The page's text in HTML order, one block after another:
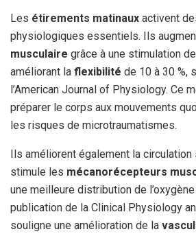
Les étirements matinaux activent
physiologiques essentiels. Ils
musculaire grâce à une stimulation
améliorant la flexibilité de 10 à 30 %,
l’American Journal of Physiology. Ce
préparer le corps aux mouvements
les risques de microtraumatismes.
Ils améliorent également la circulation
stimule les mécanorécepteurs
une meilleure distribution de
publication de la Clinical Physiology
souligne une amélioration de la